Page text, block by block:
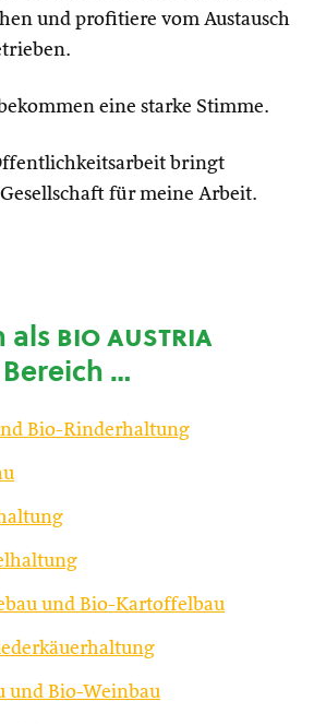
und profitiere vom Austausch
eine starke Stimme.
bringt
für meine Arbeit.
alsbio austria
…
Bio-Rinderhaltung
und Bio-Kartoffelbau
und Bio-Weinbau